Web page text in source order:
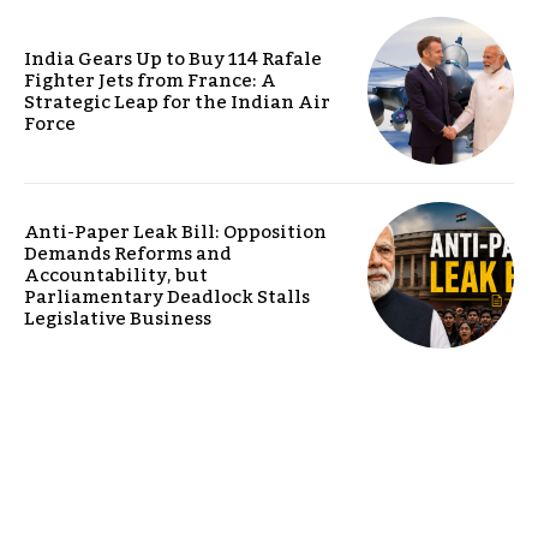
India Gears Up to Buy 114 Rafale
Fighter Jets from France: A
Strategic Leap for the Indian Air
Force
Anti-Paper Leak Bill: Opposition
Demands Reforms and
Accountability, but
Parliamentary Deadlock Stalls
Legislative Business